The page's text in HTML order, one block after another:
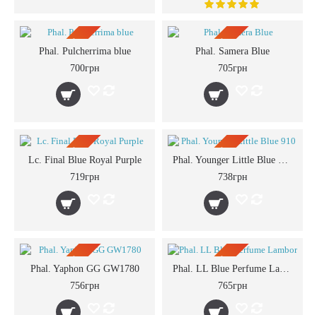
ПРЕДЗАКАЗ
Phal. Pulcherrima blue
700грн
ПРЕДЗАКАЗ
Phal. Samera Blue
705грн
ПРЕДЗАКАЗ
Lc. Final Blue Royal Purple
719грн
ПРЕДЗАКАЗ
Phal. Younger Little Blue 910
738грн
ПРЕДЗАКАЗ
Phal. Yaphon GG GW1780
756грн
ПРЕДЗАКАЗ
Phal. LL Blue Perfume Lambor
765грн